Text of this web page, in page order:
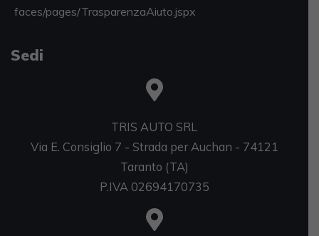
faces/pages/TrasparenzaAiuto.jspx
Sedi
TRIS AUTO SRL
Via E. Consiglio 7 - Strada per Auchan - 74121
Taranto (TA)
P.IVA 02694170735